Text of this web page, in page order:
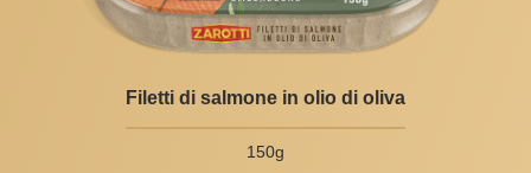
Filetti di salmone in olio di oliva
150g